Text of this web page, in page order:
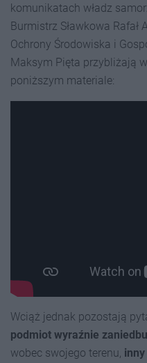
komunikatach władz
Burmistrz Sławkowa Rafał
Ochrony Środowiska i
Maksym Pięta przybliżają
poniższym materiale:
Wciąż jednak pozostają
podmiot wyraźnie
wobec swojego terenu,